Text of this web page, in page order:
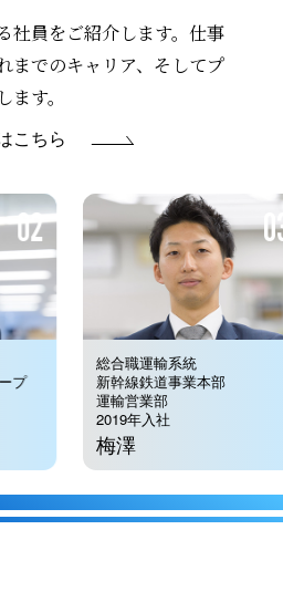
02
プ
総合職運輸系統
新幹線鉄道事業本部
運輸営業部
2019年入社
梅澤
社員をご紹介します。仕事
までのキャリア、そしてプ
す。
こちら